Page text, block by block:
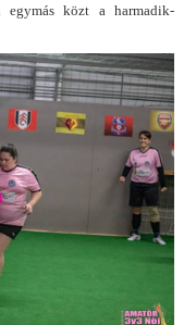
közt a harmadik-